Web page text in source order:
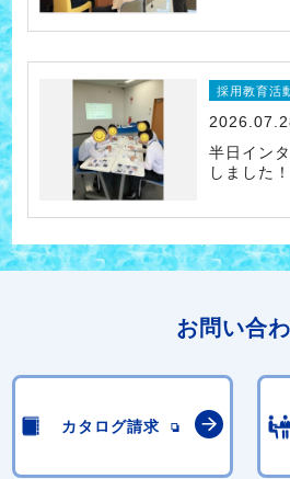
採用教育活
半日イン
しました！
お問い合
カタログ請求